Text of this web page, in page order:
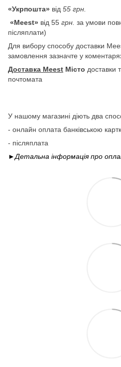
«Укрпошта» від 55 грн.
«Meest» від 55 грн. за умови
післяплати)
Для вибору способу доставки
замовлення зазначте у
Доставка Meest Місто доставки
почтомата
У нашому магазині діють два
- онлайн оплата банківською
- післяплата
►Детальна інформація про